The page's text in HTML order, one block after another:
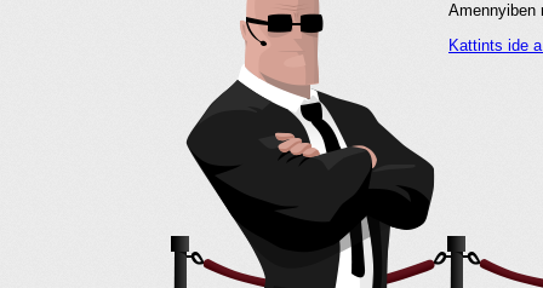
Amennyiben
Kattints ide